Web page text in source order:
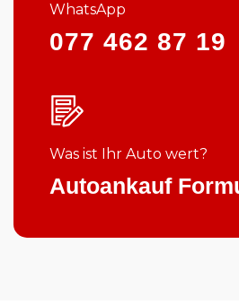
WhatsApp
077 462 87 19
Was ist Ihr Auto wert?
Autoankauf